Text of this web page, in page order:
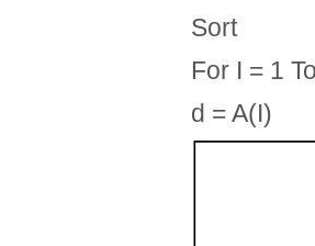
Sort
For I = 1
d = A(I)